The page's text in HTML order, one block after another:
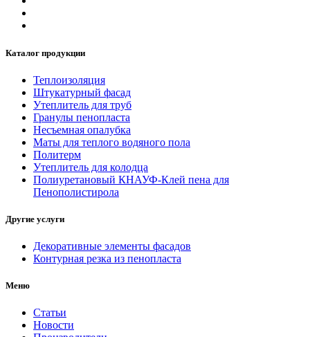
Каталог продукции
Теплоизоляция
Штукатурный фасад
Утеплитель для труб
Гранулы пенопласта
Несъемная опалубка
Маты для теплого водяного пола
Политерм
Утеплитель для колодца
Полиуретановый КНАУФ-Клей пена для
Пенополистирола
Другие услуги
Декоративные элементы фасадов
Контурная резка из пенопласта
Меню
Статьи
Новости